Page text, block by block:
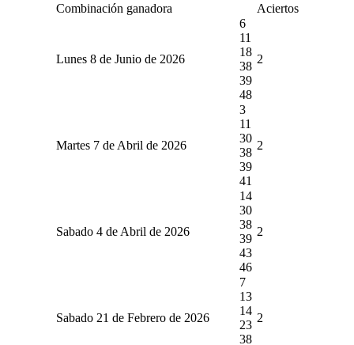
Combinación ganadora Aciertos
Lunes 8 de Junio de 2026
6
11
18
38
39
48
2
Martes 7 de Abril de 2026
3
11
30
38
39
41
2
Sabado 4 de Abril de 2026
14
30
38
39
43
46
2
Sabado 21 de Febrero de 2026
7
13
14
23
38
2